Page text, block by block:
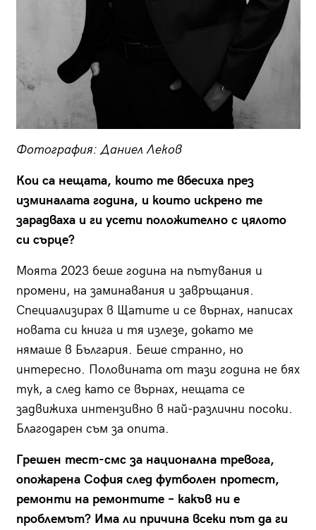
Фотография: Даниел Леков
Кои са нещата, които те вбесиха през
изминалата година, и които искрено те
зарадваха и ги усети положително с цялото
си сърце?
Моята 2023 беше година на пътувания и
промени, на заминавания и завръщания.
Специализирах в Щатите и се върнах, написах
новата си книга и тя излезе, докато ме
нямаше в България. Беше странно, но
интересно. Половината от тази година не бях
тук, а след като се върнах, нещата се
задвижиха интензивно в най-различни посоки.
Благодарен съм за опита.
Грешен тест-смс за национална тревога,
опожарена София след футболен протест,
ремонти на ремонтите – какъв ни е
проблемът? Има ли причина всеки път да ги